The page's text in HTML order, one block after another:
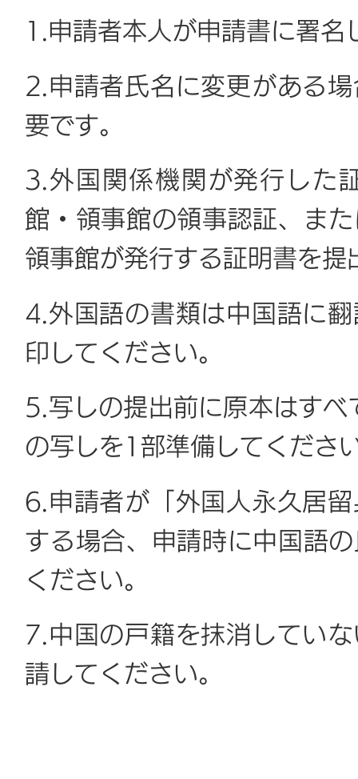
1.申請者本人が申請書に署
2.申請者氏名に変更がある
要です。
3.外国関係機関が発行した
館・領事館の領事認証、ま
領事館が発行する証明書を
4.外国語の書類は中国語に
印してください。
5.写しの提出前に原本はす
の写しを1部準備してくださ
6.申請者が「外国人永久居
する場合、申請時に中国語
ください。
7.中国の戸籍を抹消してい
請してください。